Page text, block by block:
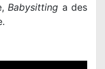
Babysitting a des